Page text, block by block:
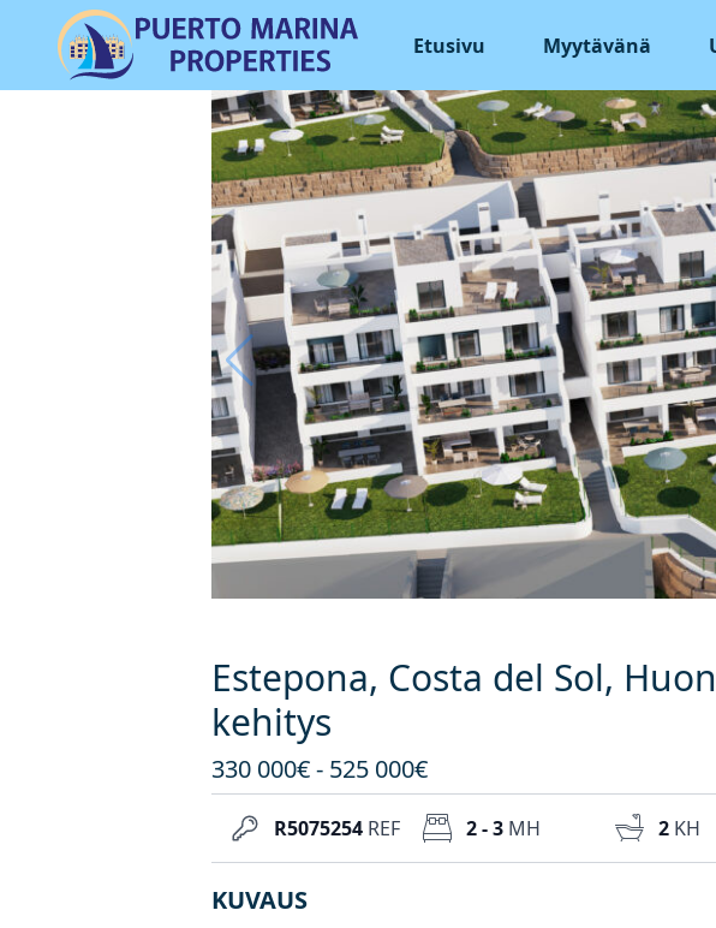
Etusivu Myytävänä
Estepona, Costa del Sol,
kehitys
330 000€ - 525 000€
R5075254 REF 2 - 3 MH 2 KH
KUVAUS